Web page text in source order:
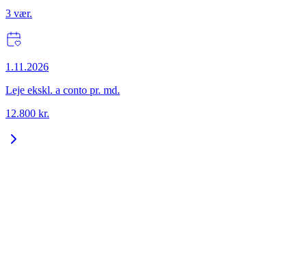
3 vær.
1.11.2026
Leje ekskl. a conto pr. md.
12.800 kr.